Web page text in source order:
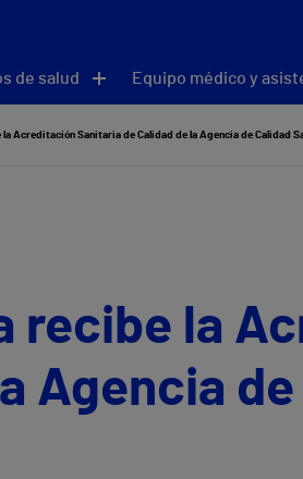
de salud Equipo médico y
la Acreditación Sanitaria de Calidad de la Agencia de Calidad
recibe la
Agencia